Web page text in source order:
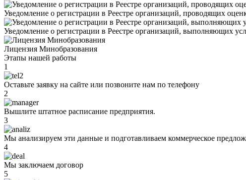
Уведомление о регистрации в Реестре организаций, проводящих
Уведомление о регистрации в Реестре организаций, выполняющих
Лицензия Минобразования
Этапы нашей работы
1
Оставьте заявку на сайте или позвоните нам по телефону
2
Вышлите штатное расписание предприятия.
3
Мы анализируем эти данные и подготавливаем коммерческое
4
Мы заключаем договор
5